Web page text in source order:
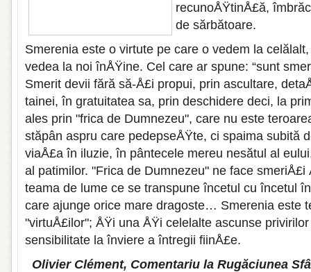
recunoÅŸtinÅ£ă,
de sărbătoare.
Smerenia este o virtute pe care o vedem la
vedea la noi înÅŸine. Cel care ar spune: “sunt
Smerit devii fără să-Å£i propui, prin ascultare,
tainei, în gratuitatea sa, prin deschidere deci, la
ales prin "frica de Dumnezeu", care nu este
stăpân aspru care pedepseÅŸte, ci spaima subită
viaÅ£a în iluzie, în pântecele mereu nesătul al
al patimilor. "Frica de Dumnezeu" ne face smeriÅ£i
teama de lume ce se transpune încetul cu încetul
care ajunge orice mare dragoste… Smerenia este
"virtuÅ£ilor"; ÅŸi una ÅŸi celelalte ascunse
sensibilitate la înviere a întregii fiinÅ£e.
Olivier Clément, Comentariu la Rugăciunea